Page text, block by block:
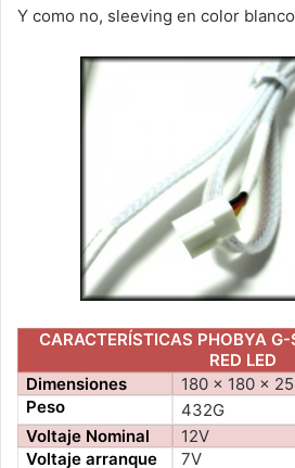
Y como no, sleeving en color
CARACTERÍSTICAS PHOBYA
RED LED
Dimensiones
180 x 180 x
Peso
432G
Voltaje Nominal
12V
Voltaje arranque
7V